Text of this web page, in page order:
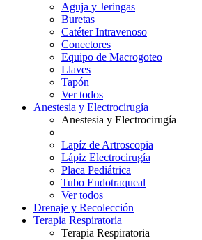
Aguja y Jeringas
Buretas
Catéter Intravenoso
Conectores
Equipo de Macrogoteo
Llaves
Tapón
Ver todos
Anestesia y Electrocirugía
Anestesia y Electrocirugía
Lapíz de Artroscopia
Lápiz Electrocirugía
Placa Pediátrica
Tubo Endotraqueal
Ver todos
Drenaje y Recolección
Terapia Respiratoria
Terapia Respiratoria